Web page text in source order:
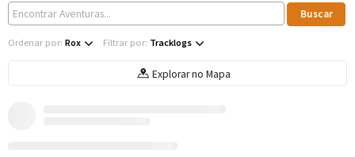
Ordenar por: Rox Filtrar por: Tracklogs
Explorar no Mapa